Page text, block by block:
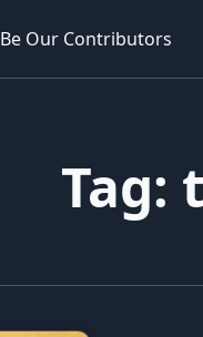
Be Our Contributors
Tag: